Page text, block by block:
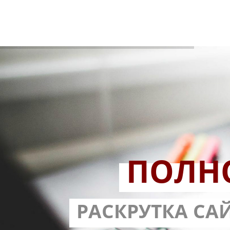
С
РАСКРУТКА